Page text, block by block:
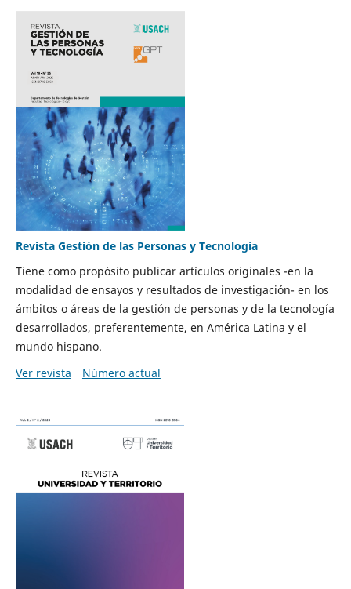
Revista Gestión de las Personas y Tecnología
Tiene como propósito publicar artículos originales -en la
modalidad de ensayos y resultados de investigación- en los
ámbitos o áreas de la gestión de personas y de la tecnología
desarrollados, preferentemente, en América Latina y el
mundo hispano.
Ver revista
Número actual